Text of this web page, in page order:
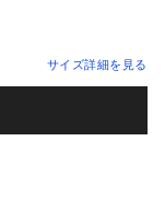
サイズ詳細を見る